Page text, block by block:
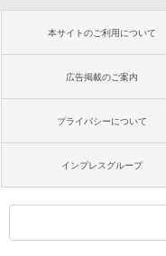
本サイトのご利用について
広告掲載のご案内
プライバシーについて
インプレスグループ